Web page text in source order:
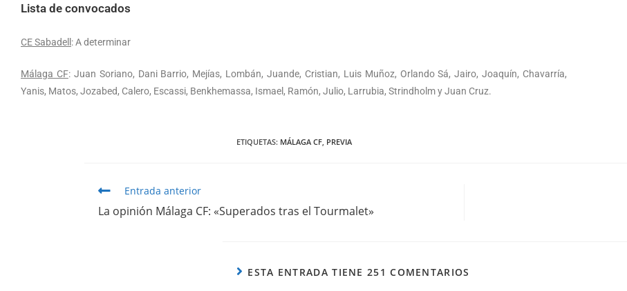
Lista de convocados
CE Sabadell : A determinar
Málaga CF: Juan Soriano, Dani Barrio, Mejías, Lombán, Juande, Cristian, Luis Muñoz, Orlando Sá, Jairo, Joaquín, Chavarría,
Yanis, Matos, Jozabed, Calero, Escassi, Benkhemassa, Ismael, Ramón, Julio, Larrubia, Strindholm y Juan Cruz.
ETIQUETAS: MÁLAGA CF, PREVIA
Entrada anterior
La opinión Málaga CF: «Superados tras el Tourmalet»
ESTA ENTRADA TIENE 251 COMENTARIOS